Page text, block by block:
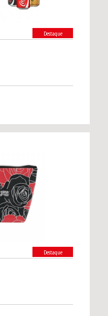
Destaque
Destaque